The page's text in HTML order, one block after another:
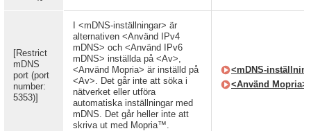
[Restrict
mDNS
port (port
number:
5353)]
I <mDNS-inställningar> är
alternativen <Använd IPv4
mDNS> och <Använd IPv6
mDNS> inställda på <Av>,
<Använd Mopria> är inställd på
<Av>. Det går inte att söka i
nätverket eller utföra
automatiska inställningar med
mDNS. Det går heller inte att
skriva ut med Mopria™.
<mDNS-
<Använd Mopria>